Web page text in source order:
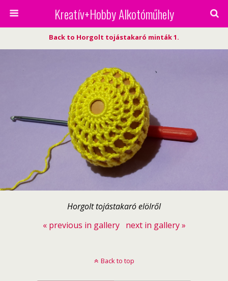
Kreatív+Hobby Alkotóműhely
Back to Horgolt tojástakaró minták 1.
Horgolt tojástakaró elölről
« previous in gallery
next in gallery »
Back to top